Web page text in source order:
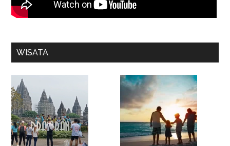
WISATA